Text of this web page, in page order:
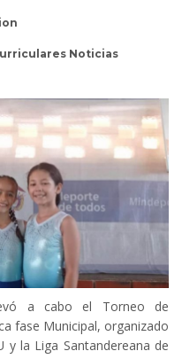
Noticias
a cabo el Torneo de
fase Municipal, organizado
y la Liga Santandereana de